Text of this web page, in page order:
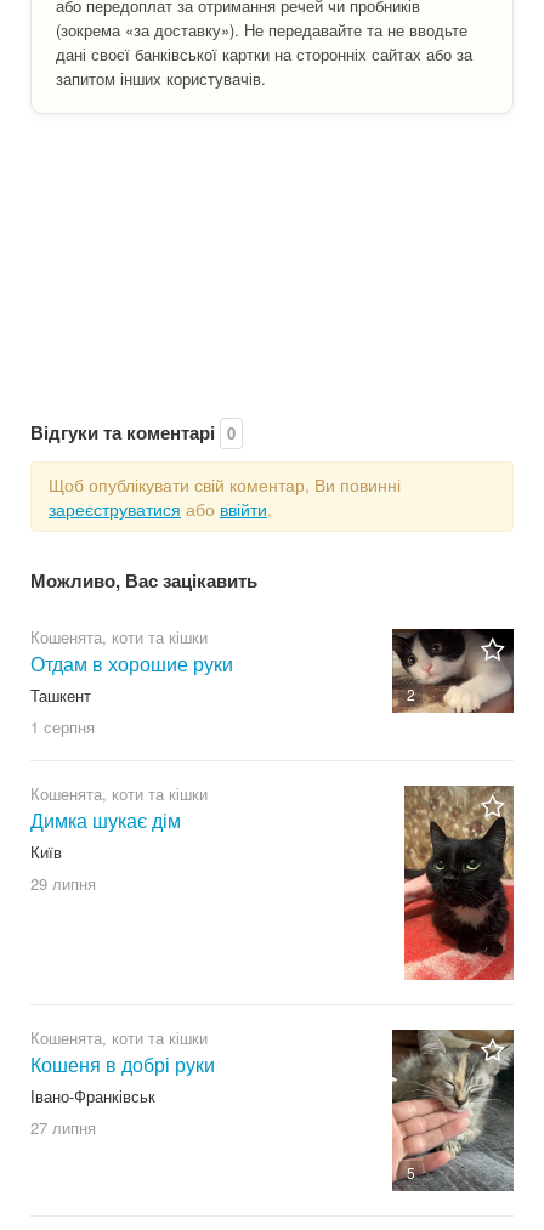
або передоплат за отримання речей чи пробників
(зокрема «за доставку»). Не передавайте та не вводьте
дані своєї банківської картки на сторонніх сайтах або за
запитом інших користувачів.
Відгуки та коментарі 0
Щоб опублікувати свій коментар, Ви повинні
зареєструватися або ввійти.
Можливо, Вас зацікавить
2
Кошенята, коти та кішки
Отдам в хорошие руки
Ташкент
1 серпня
Кошенята, коти та кішки
Димка шукає дім
Київ
29 липня
5
Кошенята, коти та кішки
Кошеня в добрі руки
Івано-Франківськ
27 липня